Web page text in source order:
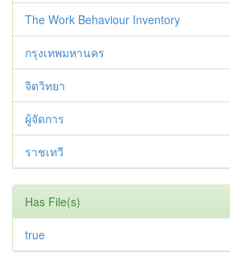
The Work Behaviour Inventory
กรุงเทพมหานคร
จิตวิทยา
ผู้จัดการ
ราชเทวี
Has File(s)
true